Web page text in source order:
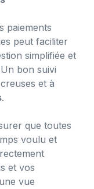
paiements
peut faciliter
simplifiée et
bon suivi
et à
.
que toutes
voulu et
et vos
vue